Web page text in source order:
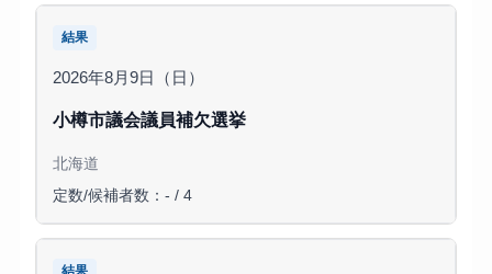
結果
2026年8月9日（日）
小樽市議会議員補欠選挙
北海道
定数/候補者数：- / 4
結果